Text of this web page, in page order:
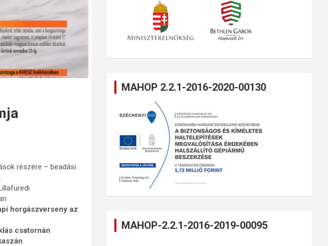
részére – beadási
horgászverseny az
csatornán
MAHOP 2.2.1-2016-2020-00130
MAHOP-2.2.1-2016-2019-00095